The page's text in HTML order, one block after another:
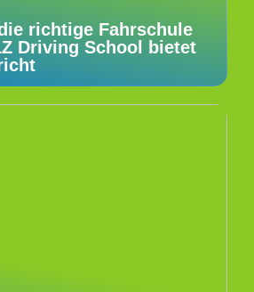
richtige Fahrschule
Driving School bietet